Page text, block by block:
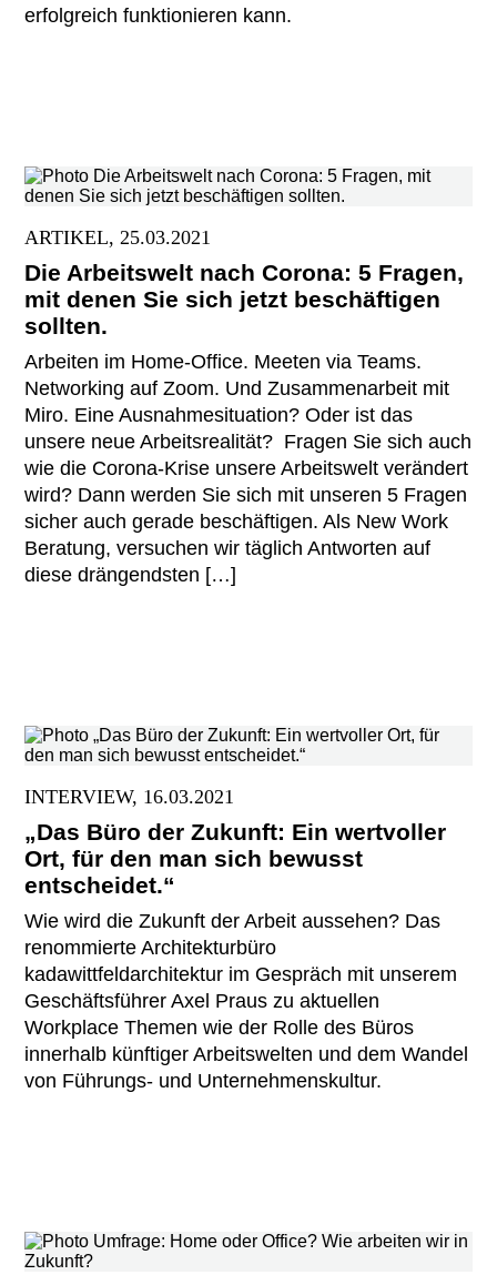
erfolgreich funktionieren kann.
ARTIKEL, 25.03.2021
Die Arbeitswelt nach Corona: 5 Fragen,
mit denen Sie sich jetzt beschäftigen
sollten.
Arbeiten im Home-Office. Meeten via Teams.
Networking auf Zoom. Und Zusammenarbeit mit
Miro. Eine Ausnahmesituation? Oder ist das
unsere neue Arbeitsrealität? Fragen Sie sich auch
wie die Corona-Krise unsere Arbeitswelt verändert
wird? Dann werden Sie sich mit unseren 5 Fragen
sicher auch gerade beschäftigen. Als New Work
Beratung, versuchen wir täglich Antworten auf
diese drängendsten […]
INTERVIEW, 16.03.2021
„Das Büro der Zukunft: Ein wertvoller
Ort, für den man sich bewusst
entscheidet.“
Wie wird die Zukunft der Arbeit aussehen? Das
renommierte Architekturbüro
kadawittfeldarchitektur im Gespräch mit unserem
Geschäftsführer Axel Praus zu aktuellen
Workplace Themen wie der Rolle des Büros
innerhalb künftiger Arbeitswelten und dem Wandel
von Führungs- und Unternehmenskultur.